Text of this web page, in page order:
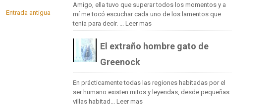
Entrada antigua
Amigo, ella tuvo que superar todos los momentos y a
mí me tocó escuchar cada uno de los lamentos que
tenía para decir. ... Leer mas
El extraño hombre gato de
Greenock
En prácticamente todas las regiones habitadas por el
ser humano existen mitos y leyendas, desde pequeñas
villas habitad... Leer mas